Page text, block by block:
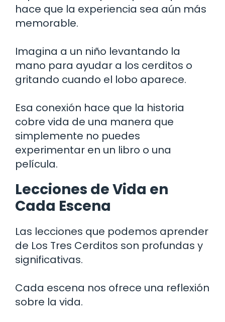
hace que la experiencia sea aún más
memorable.
Imagina a un niño levantando la
mano para ayudar a los cerditos o
gritando cuando el lobo aparece.
Esa conexión hace que la historia
cobre vida de una manera que
simplemente no puedes
experimentar en un libro o una
película.
Lecciones de Vida en
Cada Escena
Las lecciones que podemos aprender
de Los Tres Cerditos son profundas y
significativas.
Cada escena nos ofrece una reflexión
sobre la vida.